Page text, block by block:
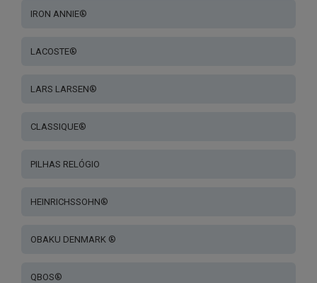
IRON ANNIE®
LACOSTE®
LARS LARSEN®
CLASSIQUE®
PILHAS RELÓGIO
HEINRICHSSOHN®
OBAKU DENMARK ®
QBOS®